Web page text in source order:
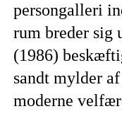
persongalleri
rum breder sig
(1986)
sandt mylder
moderne